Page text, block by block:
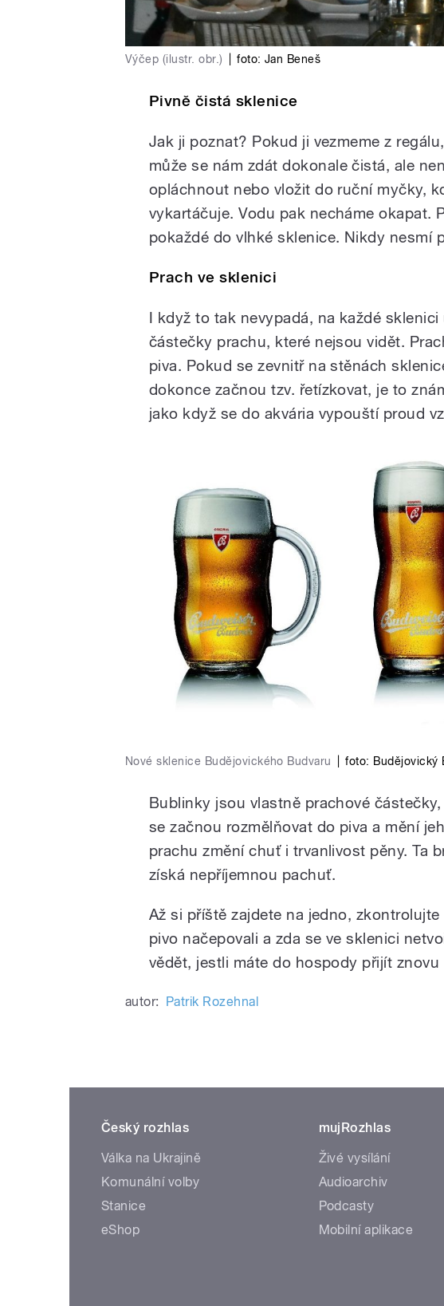
Výčep (ilustr. obr.) foto: Jan Beneš
Pivně čistá sklenice
Jak ji poznat? Pokud ji vezmeme z
může se nám zdát dokonale čistá, ale
opláchnout nebo vložit do ruční myčky,
vykartáčuje. Vodu pak necháme okapat.
pokaždé do vlhké sklenice. Nikdy nesmí
Prach ve sklenici
I když to tak nevypadá, na každé
částečky prachu, které nejsou vidět.
piva. Pokud se zevnitř na stěnách
dokonce začnou tzv. řetízkovat, je to
jako když se do akvária vypouští proud
Nové sklenice Budějovického Budvaru foto: Budějovický
Bublinky jsou vlastně prachové
se začnou rozmělňovat do piva a mění
prachu změní chuť i trvanlivost pěny. Ta
získá nepříjemnou pachuť.
Až si příště zajdete na jedno,
pivo načepovali a zda se ve sklenici
vědět, jestli máte do hospody přijít
autor: Patrik Rozehnal
Český rozhlas
Válka na Ukrajině
Komunální volby
Stanice
eShop
mujRozhlas
Živé vysílání
Audioarchiv
Podcasty
Mobilní aplikace